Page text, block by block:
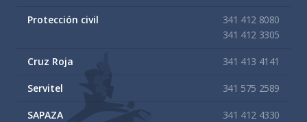
Protección civil
341 412 8080
341 412 3305
Cruz Roja 341 413 4141
Servitel 341 575 2589
SAPAZA
341 412 4330